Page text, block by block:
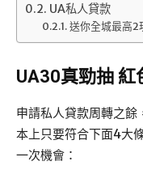
UA私人貸款
送你全城最高
UA30真勁抽 紅
申請私人貸款周轉之餘
本上只要符合下面4大
一次機會：